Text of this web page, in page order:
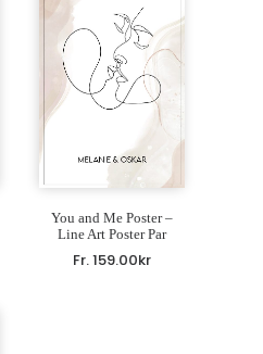
You and Me Poster –
Line Art Poster Par
Fr.159.00kr